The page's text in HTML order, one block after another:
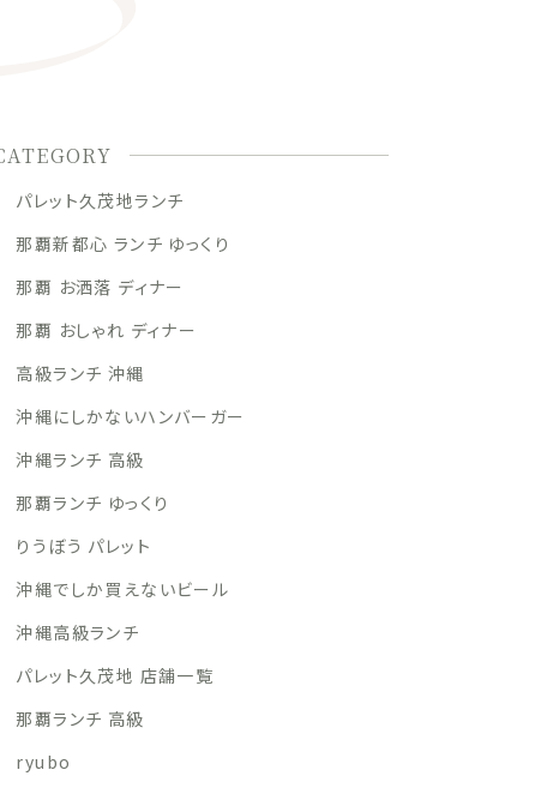
パレット久茂地ランチ
那覇新都心 ランチ ゆっくり
那覇 お洒落 ディナー
那覇 おしゃれ ディナー
高級ランチ 沖縄
沖縄にしかないハンバーガー
沖縄ランチ 高級
那覇ランチ ゆっくり
りうぼう パレット
沖縄でしか買えないビール
沖縄高級ランチ
パレット久茂地 店舗一覧
那覇ランチ 高級
ryubo